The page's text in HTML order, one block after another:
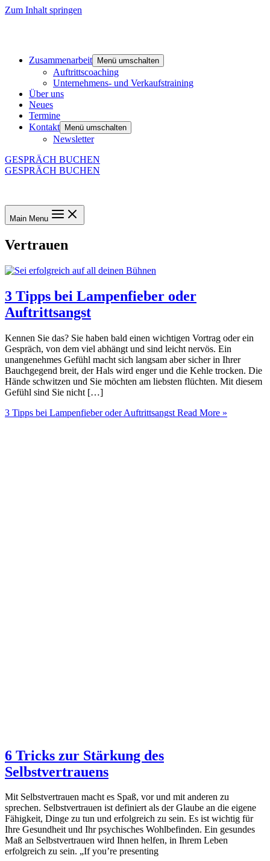
Zum Inhalt springen
Zusammenarbeit Menü umschalten
Auftrittscoaching
Unternehmens- und Verkaufstraining
Über uns
Neues
Termine
Kontakt
Menü umschalten
Newsletter
GESPRÄCH BUCHEN
GESPRÄCH BUCHEN
Main Menu
Vertrauen
3 Tipps bei Lampenfieber oder
Auftrittsangst
Kennen Sie das? Sie haben bald einen wichtigen Vortrag oder ein
Gespräch, von dem viel abhängt und sind leicht nervös. Ein
unangenehmes Gefühl macht sich langsam aber sicher in Ihrer
Bauchgegend breit, der Hals wird enger und die Kehle trocken. Die
Hände schwitzen und Sie möchten am liebsten flüchten. Mit diesem
Gefühl sind Sie nicht […]
3 Tipps bei Lampenfieber oder Auftrittsangst Read More »
6 Tricks zur Stärkung des
Selbstvertrauens
Mit Selbstvertrauen macht es Spaß, vor und mit anderen zu
sprechen. Selbstvertrauen ist definiert als der Glaube an die eigene
Fähigkeit, Dinge zu tun und erfolgreich zu sein. Es ist wichtig für
Ihre Gesundheit und Ihr psychisches Wohlbefinden. Ein gesundes
Maß an Selbstvertrauen wird Ihnen helfen, in Ihrem Leben
erfolgreich zu sein. „If you’re presenting